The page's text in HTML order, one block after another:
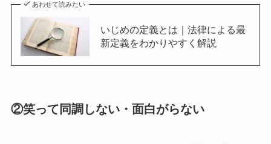
あわせて読みたい
いじめの定義とは｜法律による最
新定義をわかりやすく解説
②笑って同調しない・面白がらない